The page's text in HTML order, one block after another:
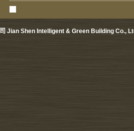
Jian Shen Intelligent & Green Building Co.,